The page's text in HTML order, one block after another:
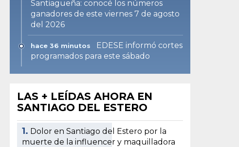
Santiagueña: conocé los números
ganadores de este viernes 7 de agosto
del 2026
hace 36 minutos
EDESE informó cortes
programados para este sábado
LAS + LEÍDAS AHORA EN
SANTIAGO DEL ESTERO
1. Dolor en Santiago del Estero por la
muerte de la influencer y maquilladora